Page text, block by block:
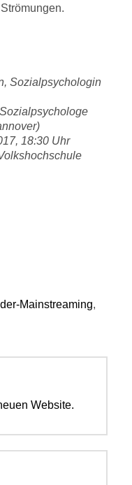
Sozialpsychologin
18:30 Uhr
Mainstreaming,
Website.